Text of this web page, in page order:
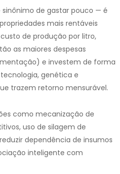
sinônimo de gastar pouco — é
mais rentáveis
de produção por litro,
as maiores despesas
e investem de forma
genética e
trazem retorno mensurável.
como mecanização de
uso de silagem de
dependência de insumos
inteligente com